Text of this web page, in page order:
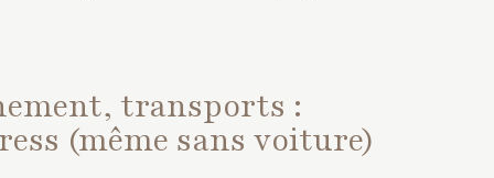
transports :
(même sans voiture)